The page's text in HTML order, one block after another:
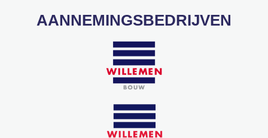
AANNEMINGSBEDRIJVEN